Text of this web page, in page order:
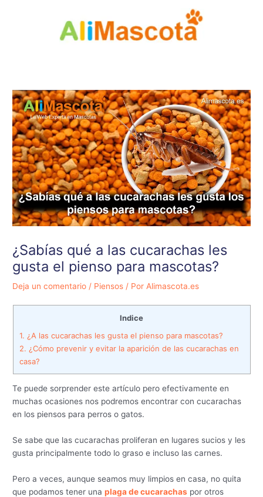
¿Sabías qué a las cucarachas les
gusta el pienso para mascotas?
Deja un comentario / Piensos / PorAlimascota.es
Indice
1. ¿A las cucarachas les gusta el pienso para mascotas?
2. ¿Cómo prevenir y evitar la aparición de las cucarachas en
casa?
Te puede sorprender este artículo pero efectivamente en
muchas ocasiones nos podremos encontrar con cucarachas
en los piensos para perros o gatos.
Se sabe que las cucarachas proliferan en lugares sucios y les
gusta principalmente todo lo graso e incluso las carnes.
Pero a veces, aunque seamos muy limpios en casa, no quita
que podamos tener unaplaga de cucarachas por otros